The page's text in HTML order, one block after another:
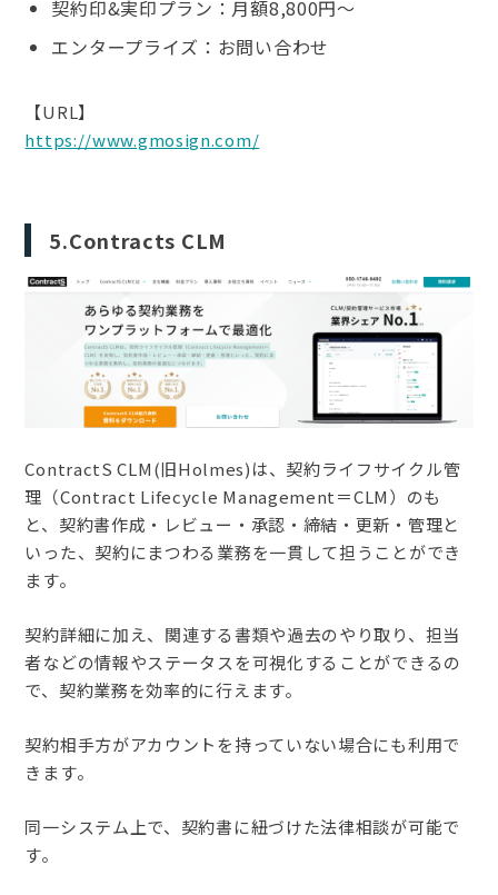
契約印&実印プラン：月額8,800円～
エンタープライズ：お問い合わせ
【URL】
https://www.gmosign.com/
5.Contracts CLM
ContractS CLM(旧Holmes)は、契約ライフサイクル管
理（Contract Lifecycle Management＝CLM）のも
と、契約書作成・レビュー・承認・締結・更新・管理と
いった、契約にまつわる業務を一貫して担うことができ
ます。
契約詳細に加え、関連する書類や過去のやり取り、担当
者などの情報やステータスを可視化することができるの
で、契約業務を効率的に行えます。
契約相手方がアカウントを持っていない場合にも利用で
きます。
同一システム上で、契約書に紐づけた法律相談が可能で
す。